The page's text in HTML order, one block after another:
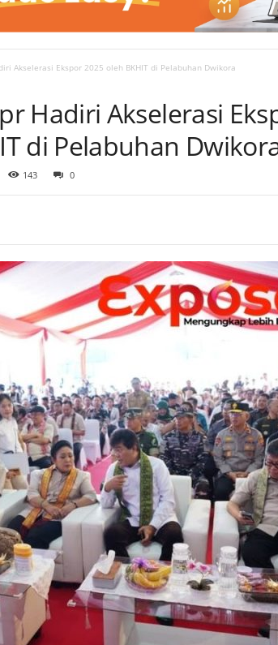
Akselerasi Ekspor 2025 oleh BKHIT di Pelabuhan Dwikora
Hadiri Akselerasi
di Pelabuhan
143 0